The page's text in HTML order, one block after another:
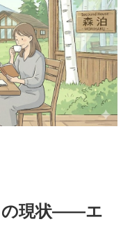
の現状——エ